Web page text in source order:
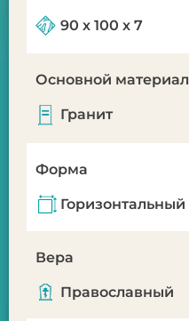
90 х 100 х 7
Основной материал
Гранит
Форма
Горизонтальный
Вера
Православный